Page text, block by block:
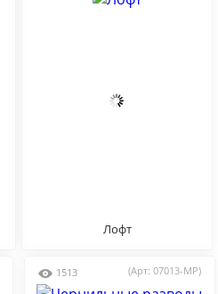
Лофт
1513 (Арт: 07013-MP)